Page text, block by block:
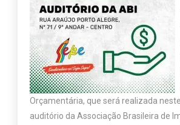
Orçamentária, que será realizada
auditório da Associação Brasileira de